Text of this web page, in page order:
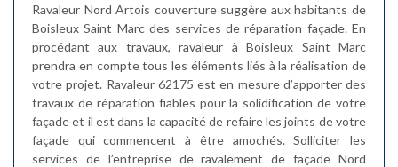
Ravaleur Nord Artois couverture suggère aux habitants de
Boisleux Saint Marc des services de réparation façade. En
procédant aux travaux, ravaleur à Boisleux Saint Marc
prendra en compte tous les éléments liés à la réalisation de
votre projet. Ravaleur 62175 est en mesure d’apporter des
travaux de réparation fiables pour la solidification de votre
façade et il est dans la capacité de refaire les joints de votre
façade qui commencent à être amochés. Solliciter les
services de l’entreprise de ravalement de façade Nord